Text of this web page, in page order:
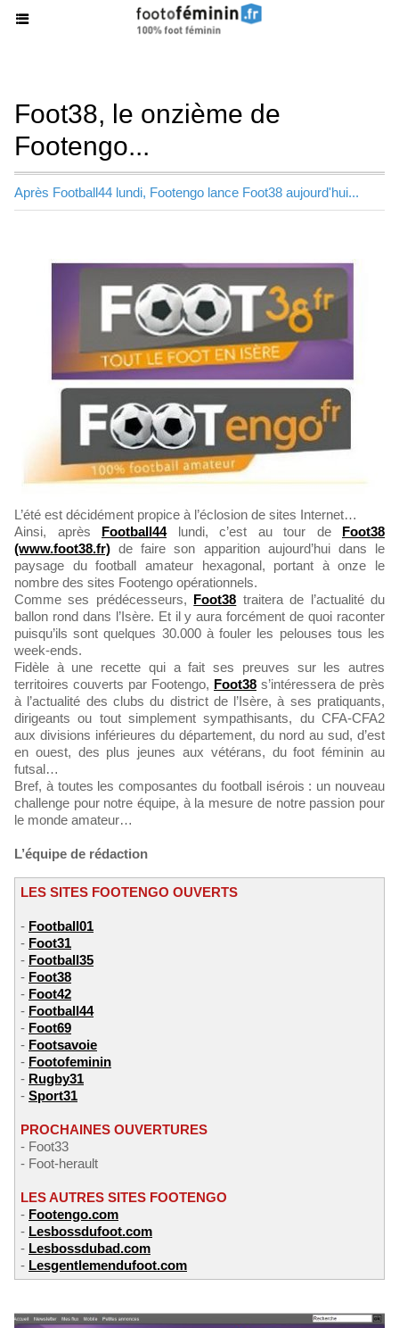
Foot38, le onzième de
Footengo...
Après Football44 lundi, Footengo lance Foot38 aujourd'hui...
L’été est décidément propice à l’éclosion de sites Internet…
Ainsi, après Football44lundi, c’est au tour de Foot38
(www.foot38.fr) de faire son apparition aujourd’hui dans le
paysage du football amateur hexagonal, portant à onze le
nombre des sites Footengo opérationnels.
Comme ses prédécesseurs, Foot38 traitera de l’actualité du
ballon rond dans l’Isère. Et il y aura forcément de quoi raconter
puisqu’ils sont quelques 30.000 à fouler les pelouses tous les
week-ends.
Fidèle à une recette qui a fait ses preuves sur les autres
territoires couverts par Footengo, Foot38 s’intéressera de près
à l’actualité des clubs du district de l’Isère, à ses pratiquants,
dirigeants ou tout simplement sympathisants, du CFA-CFA2
aux divisions inférieures du département, du nord au sud, d’est
en ouest, des plus jeunes aux vétérans, du foot féminin au
futsal…
Bref, à toutes les composantes du football isérois : un nouveau
challenge pour notre équipe, à la mesure de notre passion pour
le monde amateur…
L’équipe de rédaction
LES SITES FOOTENGO OUVERTS
- Football01
- Foot31
- Football35
- Foot38
- Foot42
- Football44
- Foot69
- Footsavoie
- Footofeminin
- Rugby31
- Sport31
PROCHAINES OUVERTURES
- Foot33
- Foot-herault
LES AUTRES SITES FOOTENGO
- Footengo.com
- Lesbossdufoot.com
- Lesbossdubad.com
- Lesgentlemendufoot.com